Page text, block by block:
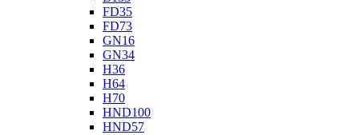
FD35
FD73
GN16
GN34
H36
H64
H70
HND100
HND57